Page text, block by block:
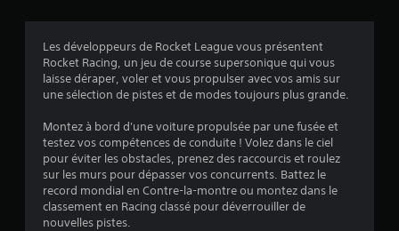
:
.
3
Les développeurs de Rocket League vous présentent
Rocket Racing, un jeu de course supersonique qui vous
laisse déraper, voler et vous propulser avec vos amis sur
une sélection de pistes et de modes toujours plus grande.
Montez à bord d'une voiture propulsée par une fusée et
testez vos compétences de conduite ! Volez dans le ciel
pour éviter les obstacles, prenez des raccourcis et roulez
sur les murs pour dépasser vos concurrents. Battez le
record mondial en Contre-la-montre ou montez dans le
classement en Racing classé pour déverrouiller de
nouvelles pistes.